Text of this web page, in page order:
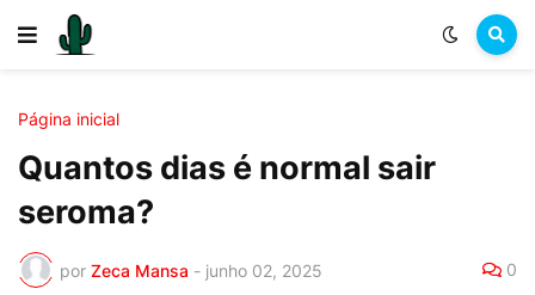
Página inicial
Quantos dias é normal sair
seroma?
por Zeca Mansa - junho 02, 2025 0